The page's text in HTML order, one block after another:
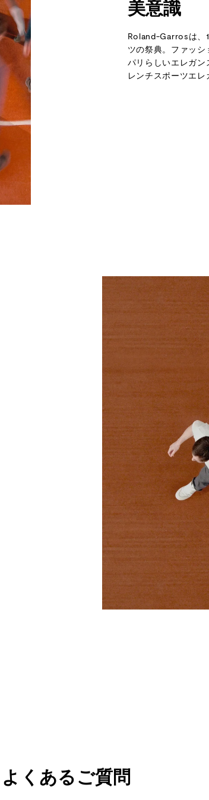
美意識
Roland-Garrosは、
ツの祭典。ファッ
パリらしいエレガン
レンチスポーツエレ
よくあるご質問